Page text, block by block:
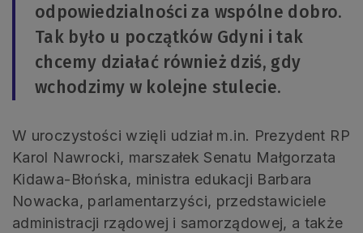
odpowiedzialności za wspólne dobro.
Tak było u początków Gdyni i tak
chcemy działać również dziś, gdy
wchodzimy w kolejne stulecie.
W uroczystości wzięli udział m.in. Prezydent RP
Karol Nawrocki, marszałek Senatu Małgorzata
Kidawa-Błońska, ministra edukacji Barbara
Nowacka, parlamentarzyści, przedstawiciele
administracji rządowej i samorządowej, a także